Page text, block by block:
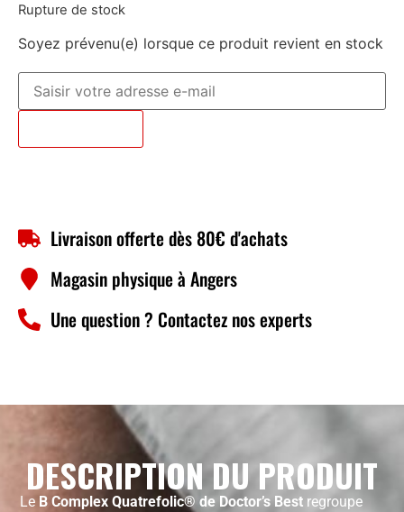
Rupture de stock
Soyez prévenu(e) lorsque ce produit revient en stock
Livraison offerte dès 80€ d'achats
Magasin physique à Angers
Une question ? Contactez nos experts
DESCRIPTION DU PRODUIT
Le B Complex Quatrefolic® de Doctor’s Best regroupe